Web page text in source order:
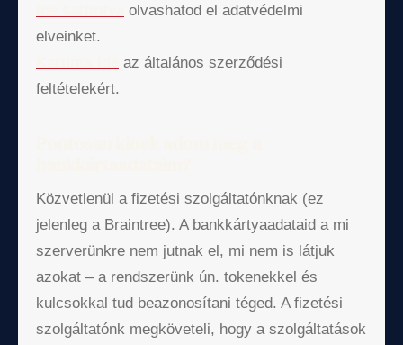
olvashatod el adatvédelmi
elveinket.
az általános szerződési
feltételekért.
Közvetlenül a fizetési szolgáltatónknak (ez
jelenleg a Braintree). A bankkártyaadataid a mi
szerverünkre nem jutnak el, mi nem is látjuk
azokat – a rendszerünk ún. tokenekkel és
kulcsokkal tud beazonosítani téged. A fizetési
szolgáltatónk megköveteli, hogy a szolgáltatások